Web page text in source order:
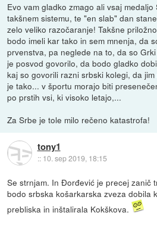
Evo vam gladko zmago ali vsaj
takšnem sistemu, te "en slab" dan
zelo veliko razočaranje! Takšne
bodo imeli kar tako in sem mnenja, da
prvenstva, pa neglede na to, da so
je posvod govorilo, da bodo gladko
kaj so govorili razni srbski kolegi, da
je tako... v športu morajo biti
po prstih vsi, ki visoko letajo,...
Za Srbe je tole milo rečeno katastrofa!
tony1
:: 10. sep 2019, 18:15
Se strnjam. In Đorđević je precej zanič
bodo srbska košarkarska zveza dobila
prebliska in inštalirala Kokškova.